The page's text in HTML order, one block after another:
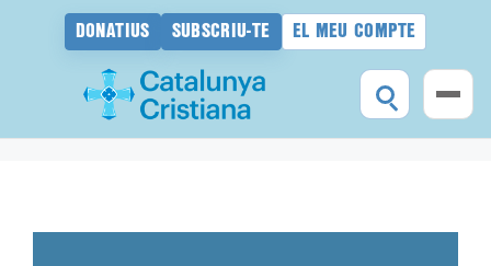
DONATIUS SUBSCRIU-TE EL MEU COMPTE